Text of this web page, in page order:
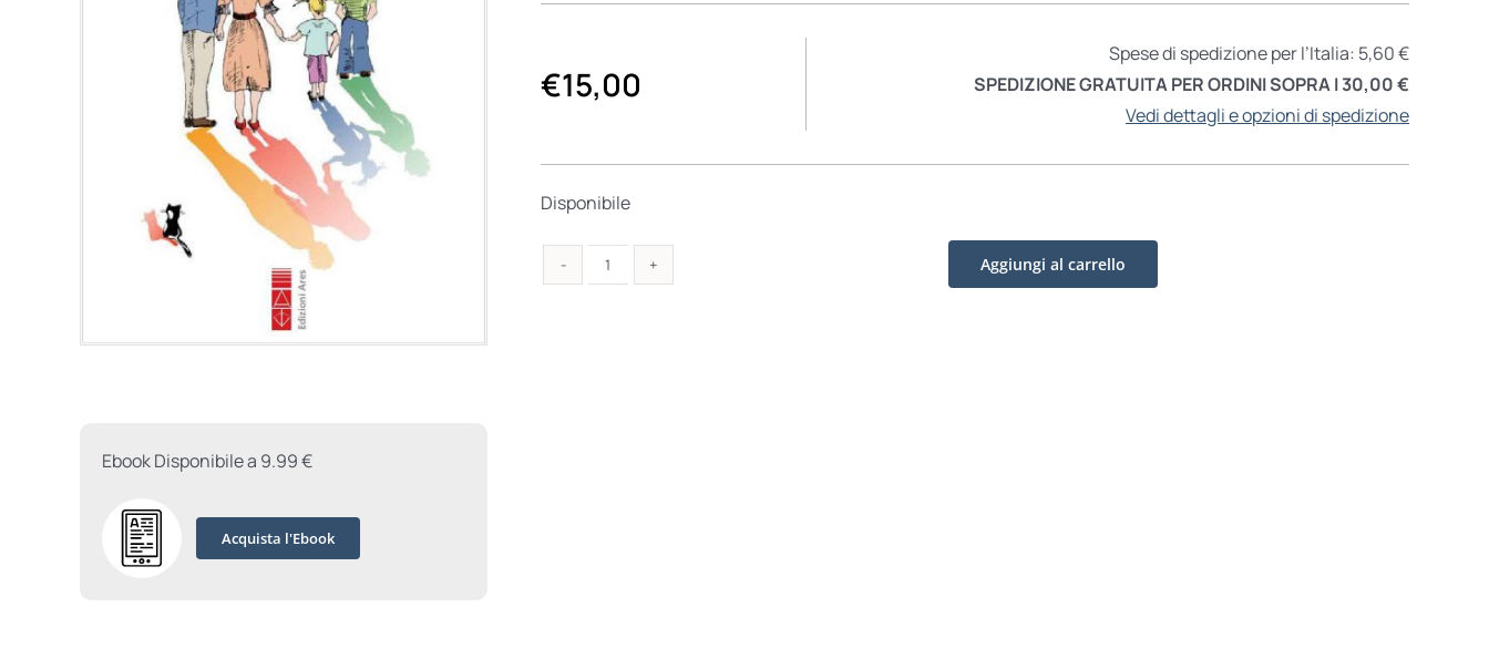
€15,00
Spese di spedizione per l’Italia: 5,60 €
SPEDIZIONE GRATUITA PER ORDINI SOPRA I 30,00 €
Vedi dettagli e opzioni di spedizione
Disponibile
Perfetti
Aggiungi al carrello
Ebook Disponibile a 9.99 €
Acquista l'Ebook